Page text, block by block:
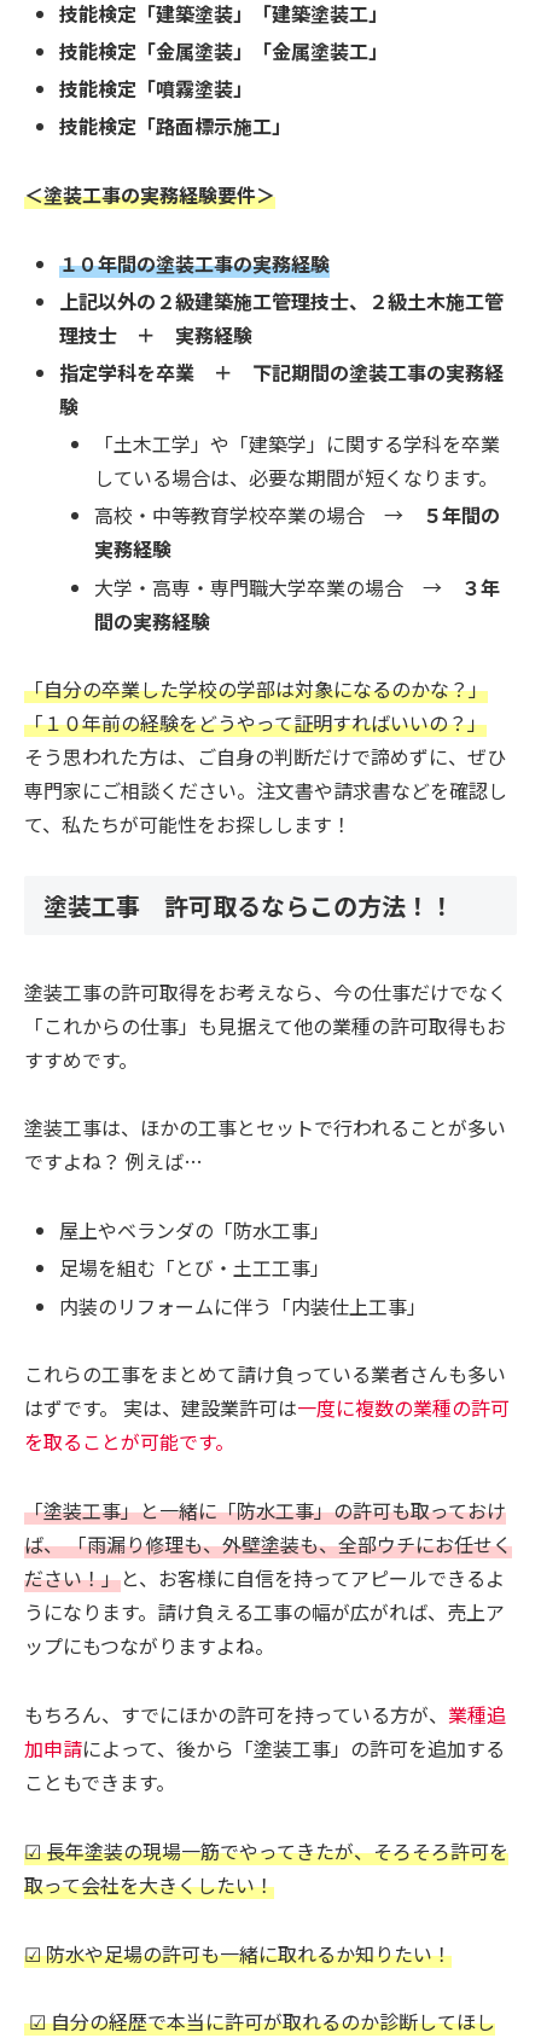
技能検定「建築塗装」「建築塗装工」
技能検定「金属塗装」「金属塗装工」
技能検定「噴霧塗装」
技能検定「路面標示施工」
＜塗装工事の実務経験要件＞
１０年間の塗装工事の実務経験
上記以外の２級建築施工管理技士、２級土木施工管
理技士 ＋ 実務経験
指定学科を卒業 ＋ 下記期間の塗装工事の実務経
験
「土木工学」や「建築学」に関する学科を卒業
している場合は、必要な期間が短くなります。
高校・中等教育学校卒業の場合 →
５年間の
実務経験
大学・高専・専門職大学卒業の場合 →
３年
間の実務経験
「自分の卒業した学校の学部は対象になるのかな？」
「１０年前の経験をどうやって証明すればいいの？」
そう思われた方は、ご自身の判断だけで諦めずに、ぜひ
専門家にご相談ください。注文書や請求書などを確認し
て、私たちが可能性をお探しします！
塗装工事 許可取るならこの方法！！
塗装工事の許可取得をお考えなら、今の仕事だけでなく
「これからの仕事」も見据えて他の業種の許可取得もお
すすめです。
塗装工事は、ほかの工事とセットで行われることが多い
ですよね？ 例えば…
屋上やベランダの「防水工事」
足場を組む「とび・土工工事」
内装のリフォームに伴う「内装仕上工事」
これらの工事をまとめて請け負っている業者さんも多い
はずです。 実は、建設業許可は一度に複数の業種の許可
を取ることが可能です。
「塗装工事」と一緒に「防水工事」の許可も取っておけ
ば、 「雨漏り修理も、外壁塗装も、全部ウチにお任せく
ださい！」と、お客様に自信を持ってアピールできるよ
うになります。請け負える工事の幅が広がれば、売上ア
ップにもつながりますよね。
もちろん、すでにほかの許可を持っている方が、 業種追
加申請によって、後から「塗装工事」の許可を追加する
こともできます。
☑ 長年塗装の現場一筋でやってきたが、そろそろ許可を
取って会社を大きくしたい！
☑ 防水や足場の許可も一緒に取れるか知りたい！
☑ 自分の経歴で本当に許可が取れるのか診断してほし